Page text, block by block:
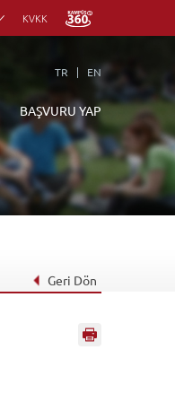
KVKK
TR EN
BAŞVURU YAP
Geri Dön